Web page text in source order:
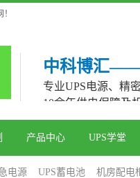
中科博汇
专业UPS电源、精
10余年供电保障及
产品中心 UPS学堂
电源 UPS蓄电池 机房配电